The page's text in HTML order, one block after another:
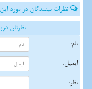
نظرات بینندگان در مورد
نظرتان
نام:
ایمیل:
نظر: